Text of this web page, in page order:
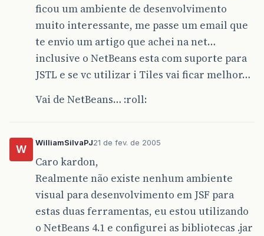
ficou um ambiente de desenvolvimento
muito interessante, me passe um email que
te envio um artigo que achei na net…
inclusive o NetBeans esta com suporte para
JSTL e se vc utilizar i Tiles vai ficar melhor…
Vai de NetBeans… :roll:
W
WilliamSilvaPJ21 de fev. de 2005
Caro kardon,
Realmente não existe nenhum ambiente
visual para desenvolvimento em JSF para
estas duas ferramentas, eu estou utilizando
o NetBeans 4.1 e configurei as bibliotecas .jar